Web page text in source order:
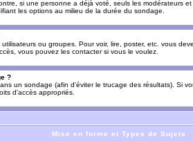
si une personne a déjà voté, seuls les modérateurs
les options au milieu de la durée du sondage.
ou groupes. Pour voir, lire, poster, etc. vous
vous pouvez les contacter si vous le voulez.
?
un sondage (afin d'éviter le trucage des résultats). Si
d'accès appropriés.
Mise en forme et Types de Sujets